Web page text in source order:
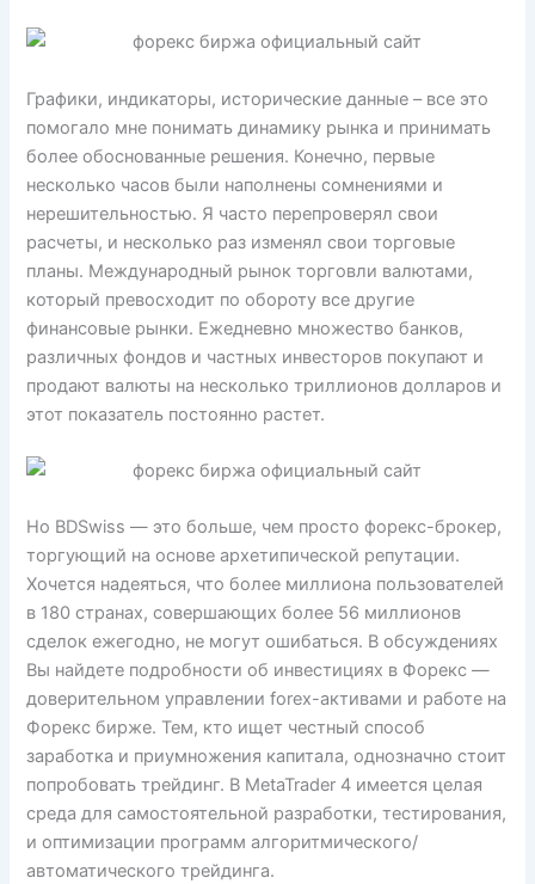
Графики, индикаторы, исторические данные – все это
помогало мне понимать динамику рынка и принимать
более обоснованные решения. Конечно, первые
несколько часов были наполнены сомнениями и
нерешительностью. Я часто перепроверял свои
расчеты, и несколько раз изменял свои торговые
планы. Международный рынок торговли валютами,
который превосходит по обороту все другие
финансовые рынки. Ежедневно множество банков,
различных фондов и частных инвесторов покупают и
продают валюты на несколько триллионов долларов и
этот показатель постоянно растет.
Но BDSwiss — это больше, чем просто форекс-брокер,
торгующий на основе архетипической репутации.
Хочется надеяться, что более миллиона пользователей
в 180 странах, совершающих более 56 миллионов
сделок ежегодно, не могут ошибаться. В обсуждениях
Вы найдете подробности об инвестициях в Форекс —
доверительном управлении forex-активами и работе на
Форекс бирже. Тем, кто ищет честный способ
заработка и приумножения капитала, однозначно стоит
попробовать трейдинг. В MetaTrader 4 имеется целая
среда для самостоятельной разработки, тестирования,
и оптимизации программ алгоритмического/
автоматического трейдинга.